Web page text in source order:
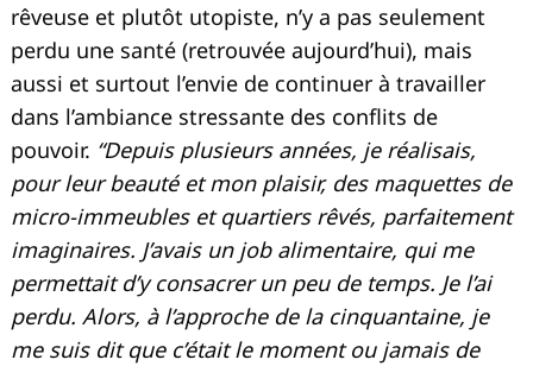
rêveuse et plutôt utopiste, n’y a pas seulement
perdu une santé (retrouvée aujourd’hui), mais
aussi et surtout l’envie de continuer à travailler
dans l’ambiance stressante des conflits de
pouvoir. “Depuis plusieurs années, je réalisais,
pour leur beauté et mon plaisir, des maquettes de
micro-immeubles et quartiers rêvés, parfaitement
imaginaires. J’avais un job alimentaire, qui me
permettait d’y consacrer un peu de temps. Je l’ai
perdu. Alors, à l’approche de la cinquantaine, je
me suis dit que c’était le moment ou jamais de